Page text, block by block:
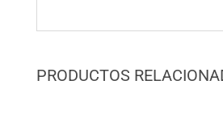
PRODUCTOS